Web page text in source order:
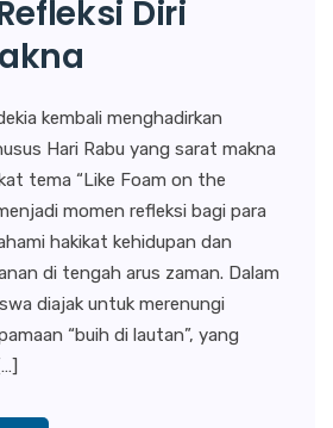
Diri
kembali menghadirkan
Hari Rabu yang sarat makna
tema “Like Foam on the
momen refleksi bagi para
hakikat kehidupan dan
di tengah arus zaman. Dalam
diajak untuk merenungi
“buih di lautan”, yang